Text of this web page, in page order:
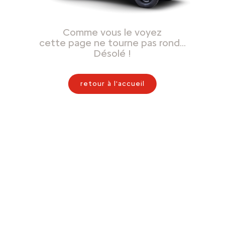
Comme vous le voyez
cette page ne tourne pas rond…
Désolé !
retour à l'accueil